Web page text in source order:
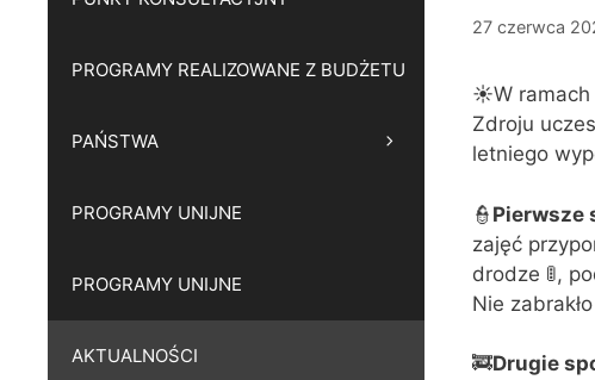
27 czerwca
☀W ramach
Zdroju
letniego
👮 Pierwsze
zajęć
drodze 🚦,
Nie
🚒Drugie
PROGRAMY REALIZOWANE Z BUDŻETU
PAŃSTWA
PROGRAMY UNIJNE
PROGRAMY UNIJNE
AKTUALNOŚCI